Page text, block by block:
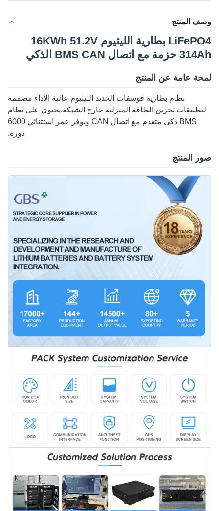
وصف المنتج
LiFePO4 بطارية الليثيوم 16KWh 51.2V
314Ah حزمة مع اتصال BMS CAN الذكي
لمحة عامة عن المنتج
نظام بطارية فوسفات الحديد الليثيوم عالية الأداء مصممة
لتطبيقات تخزين الطاقة المنزلية خارج الشبكة.يحتوي على نظام
BMS ذكي متقدم مع اتصال CAN ويوفر عمر استثنائي 6000
دورة.
صور المنتج